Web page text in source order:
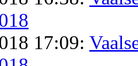
17:09: